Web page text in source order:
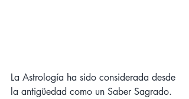
La Astrología ha sido considerada desde
la antigüedad como un Saber Sagrado.